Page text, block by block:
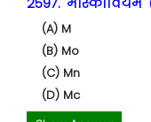
(A) M
(B) Mo
(C) Mn
(D) Mc